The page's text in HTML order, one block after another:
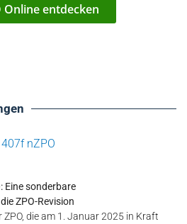
Online entdecken
nZPO
Eine sonderbare
ZPO-Revision
ZPO, die am 1. Januar 2025 in Kraft